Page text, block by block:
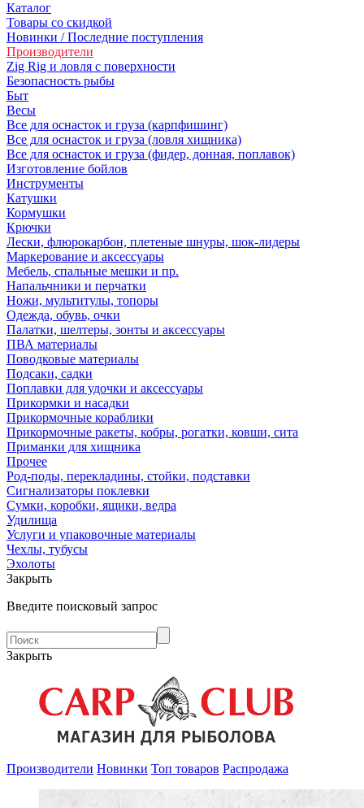
Каталог
Товары со скидкой
Новинки / Последние поступления
Производители
Zig Rig и ловля с поверхности
Безoпасность рыбы
Быт
Весы
Все для оснасток и груза (карпфишинг)
Все для оснасток и груза (ловля хищника)
Все для оснасток и груза (фидер, донная, поплавок)
Изготовление бойлов
Инструменты
Катушки
Кормушки
Крючки
Лески, флюрокарбон, плетеные шнуры, шок-лидеры
Маркерование и аксессуары
Мебель, спальные мешки и пр.
Напальчники и перчатки
Ножи, мультитулы, топоры
Одежда, обувь, очки
Палатки, шелтеры, зонты и аксессуары
ПВА материалы
Поводковые материалы
Подсаки, садки
Поплавки для удочки и аксессуары
Прикормки и насадки
Прикормочные кораблики
Прикормочные ракеты, кобры, рогатки, ковши, сита
Приманки для хищника
Прочее
Род-поды, перекладины, стойки, подставки
Сигнализаторы поклевки
Сумки, коробки, ящики, ведра
Удилища
Услуги и упаковочные материалы
Чехлы, тубусы
Эхолоты
Закрыть
Введите поисковый запрос
Закрыть
Производители Новинки Топ товаров Распродажа